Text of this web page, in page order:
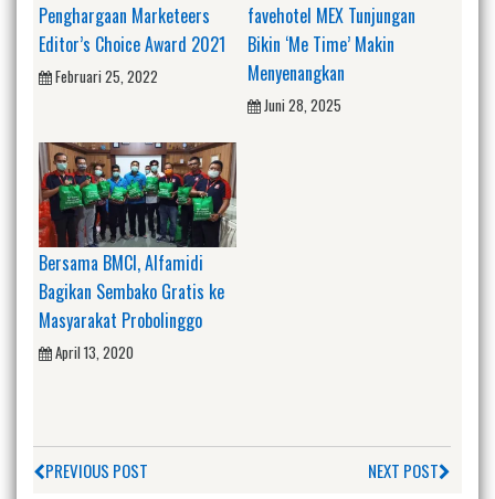
Penghargaan Marketeers
Editor’s Choice Award 2021
Februari 25, 2022
favehotel MEX Tunjungan
Bikin ‘Me Time’ Makin
Menyenangkan
Juni 28, 2025
Bersama BMCI, Alfamidi
Bagikan Sembako Gratis ke
Masyarakat Probolinggo
April 13, 2020
PREVIOUS POST NEXT POST